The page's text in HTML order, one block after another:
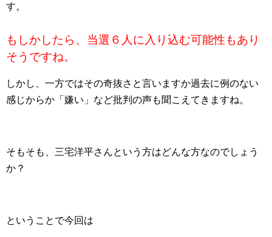
す。
もしかしたら、当選６人に入り込む可能性もあり
そうですね。
しかし、一方ではその奇抜さと言いますか過去に例のない
感じからか「嫌い」など批判の声も聞こえてきますね。
そもそも、三宅洋平さんという方はどんな方なのでしょう
か？
ということで今回は